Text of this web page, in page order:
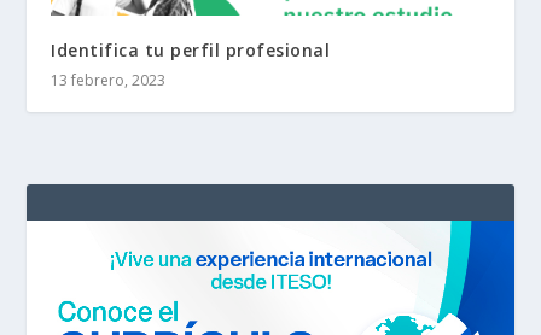
Identifica tu perfil profesional
13 febrero, 2023